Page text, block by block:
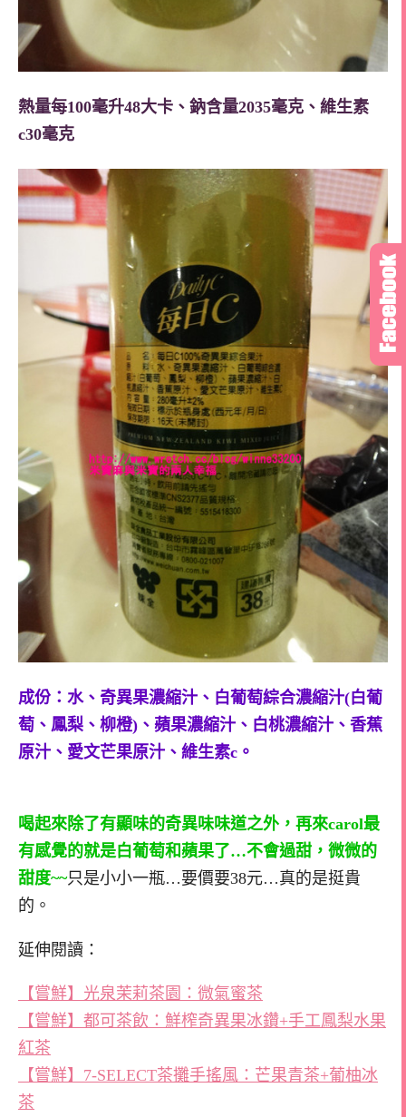
熱量每100毫升48大卡、鈉含量2035毫克、維生素
c30毫克
成份：水、奇異果濃縮汁、白葡萄綜合濃縮汁(白葡
萄、鳳梨、柳橙)、蘋果濃縮汁、白桃濃縮汁、香蕉
原汁、愛文芒果原汁、維生素c。
喝起來除了有顯味的奇異味味道之外，再來carol最
有感覺的就是白葡萄和蘋果了…不會過甜，微微的
甜度~~只是小小一瓶…要價要38元…真的是挺貴
的。
延伸閱讀：
【嘗鮮】光泉茉莉茶園：微氣蜜茶
【嘗鮮】都可茶飲：鮮榨奇異果冰鑽+手工鳳梨水果
紅茶
【嘗鮮】7-SELECT茶攤手搖風：芒果青茶+葡柚冰
茶